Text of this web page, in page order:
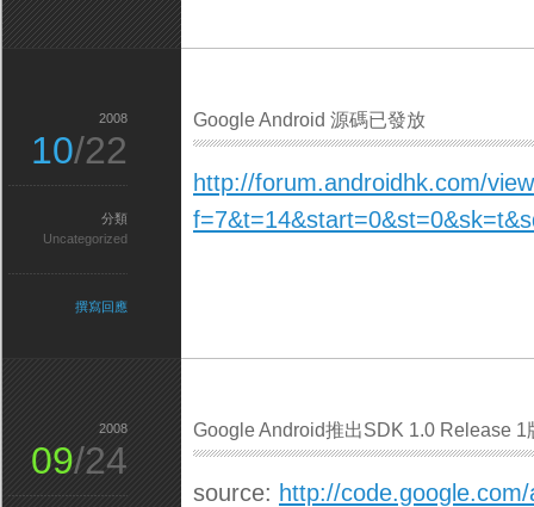
Google Android 源碼已發放
http://forum.androidhk.com/
2008
10/22
分類
Uncategorized
撰寫回應
Google Android推出SDK 1.0 Release 1
source: http://
2008
09/24